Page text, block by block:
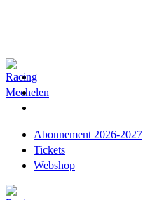
Abonnement 2026-2027
Tickets
Webshop